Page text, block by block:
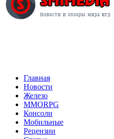
Главная
Новости
Железо
MMORPG
Консоли
Мобильные
Рецензии